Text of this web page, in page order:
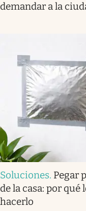
demandar a la
Soluciones. Pegar
de la casa: por
hacerlo